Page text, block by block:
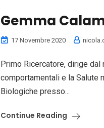
Gemma
17 Novembre 2020
Primo Ricercatore, dirige
comportamentali e la Salute
Biologiche presso...
Continue Reading